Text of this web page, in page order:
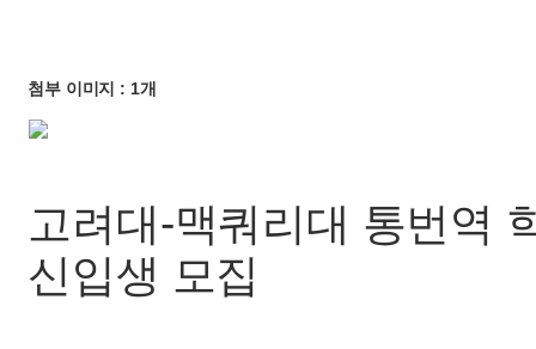
첨부 이미지 : 1개
고려대-맥쿼리대 통번역
신입생 모집